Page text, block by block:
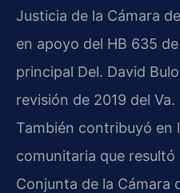
Justicia de la Cámara
en apoyo del HB 635
principal Del. David
revisión de 2019 del
También contribuyó en
comunitaria que resultó
Conjunta de la Cámara